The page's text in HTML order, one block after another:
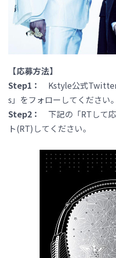
【応募方法】
Step1：
Kstyle公式
s」をフォローしてください。
Step2：
下記の「RTして
ト(RT)してください。